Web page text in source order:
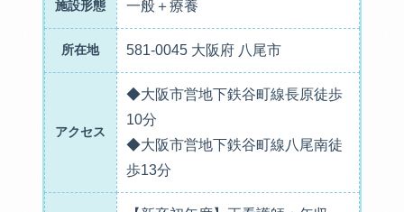
施設形態 一般＋療養
所在地 581-0045 大阪府 八尾市
アクセス
◆大阪市営地下鉄谷町線長原徒歩
10分
◆大阪市営地下鉄谷町線八尾南徒
歩13分